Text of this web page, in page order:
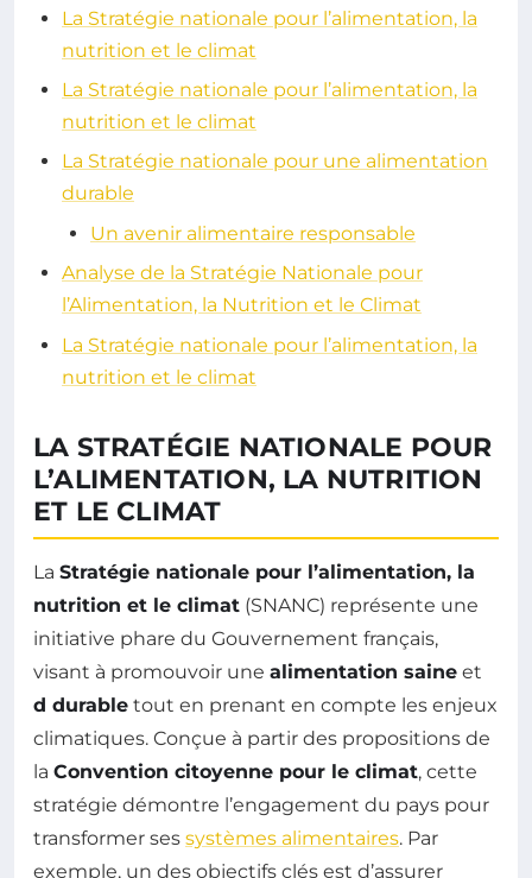
La Stratégie nationale pour l’alimentation, la
nutrition et le climat
La Stratégie nationale pour l’alimentation, la
nutrition et le climat
La Stratégie nationale pour une alimentation
durable
Un avenir alimentaire responsable
Analyse de la Stratégie Nationale pour
l’Alimentation, la Nutrition et le Climat
La Stratégie nationale pour l’alimentation, la
nutrition et le climat
LA STRATÉGIE NATIONALE POUR
L’ALIMENTATION, LA NUTRITION
ET LE CLIMAT
La Stratégie nationale pour l’alimentation, la
nutrition et le climat (SNANC) représente une
initiative phare du Gouvernement français,
visant à promouvoir une alimentation saine et
d durable tout en prenant en compte les enjeux
climatiques. Conçue à partir des propositions de
la Convention citoyenne pour le climat, cette
stratégie démontre l’engagement du pays pour
transformer ses systèmes alimentaires. Par
exemple, un des objectifs clés est d’assurer